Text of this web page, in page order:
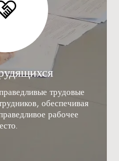
трудовые
обеспечивая
рабочее